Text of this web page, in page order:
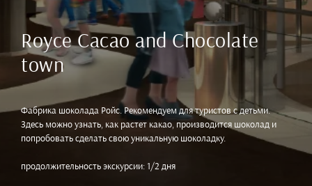
Royce Cacao and Chocolate
town
Фабрика шоколада Ройс. Рекомендуем для туристов с детьми.
Здесь можно узнать, как растет какао, производится шоколад и
попробовать сделать свою уникальную шоколадку.
продолжительность экскурсии: 1/2 дня